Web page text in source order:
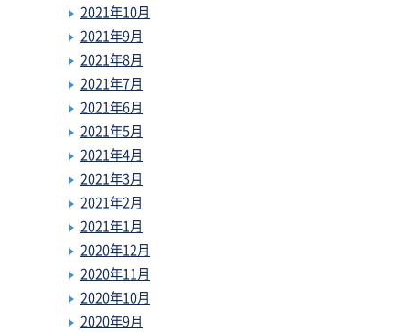
2021年10月
2021年9月
2021年8月
2021年7月
2021年6月
2021年5月
2021年4月
2021年3月
2021年2月
2021年1月
2020年12月
2020年11月
2020年10月
2020年9月